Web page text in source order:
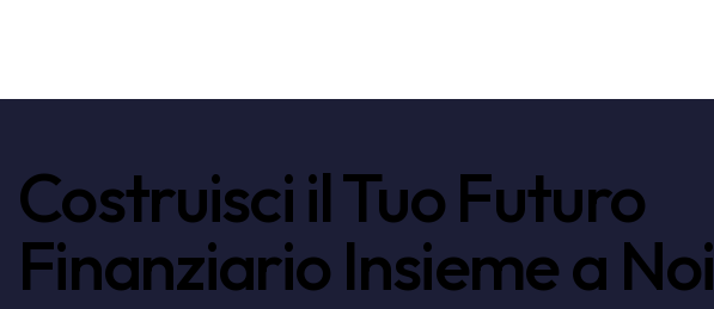
Costruisci il Tuo Futuro
Finanziario Insieme a Noi